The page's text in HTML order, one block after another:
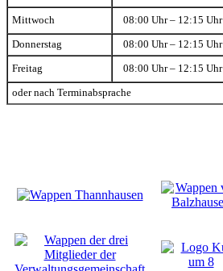
Mittwoch 08:00 Uhr – 12:15 Uhr
Donnerstag 08:00 Uhr – 12:15 Uhr
Freitag 08:00 Uhr – 12:15 Uhr
oder nach Terminabsprache